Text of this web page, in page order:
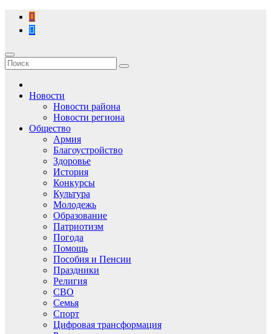
Перейти
содержимому
Новости
Новости района
Новости региона
Общество
Армия
Благоустройство
Здоровье
История
Конкурсы
Культура
Молодежь
Образование
Патриотизм
Погода
Помощь
Пособия и Пенсии
Праздники
Религия
СВО
Семья
Спорт
Цифровая трансформация